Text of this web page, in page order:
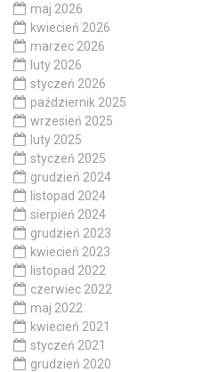
maj 2026
kwiecień 2026
marzec 2026
luty 2026
styczeń 2026
październik 2025
wrzesień 2025
luty 2025
styczeń 2025
grudzień 2024
listopad 2024
sierpień 2024
grudzień 2023
kwiecień 2023
listopad 2022
czerwiec 2022
maj 2022
kwiecień 2021
styczeń 2021
grudzień 2020